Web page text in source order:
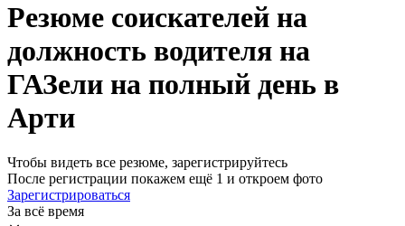
Резюме соискателей на
должность водителя на
ГАЗели на полный день в
Арти
Чтобы видеть все резюме, зарегистрируйтесь
После регистрации покажем ещё 1 и откроем фото
Зарегистрироваться
За всё время